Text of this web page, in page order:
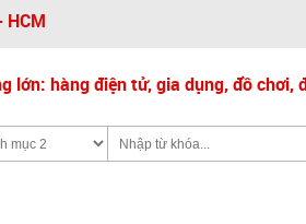
HCM
lớn: hàng điện tử, gia dụng, đồ chơi,